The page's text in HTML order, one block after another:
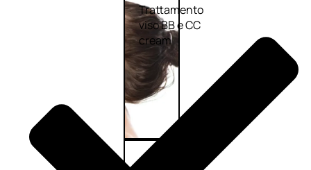
Trattamento
viso BB e CC
cream
Corpo